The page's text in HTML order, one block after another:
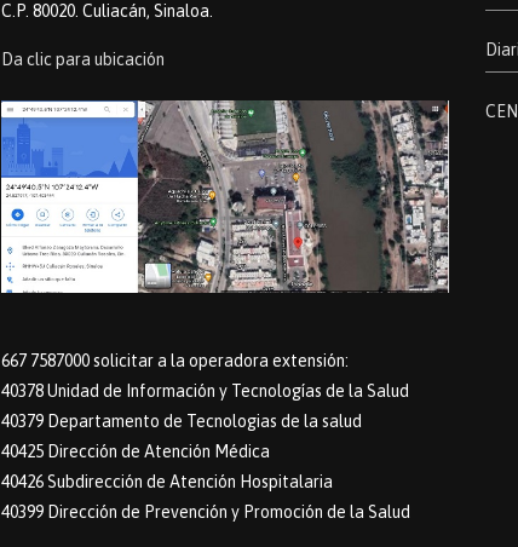
C.P. 80020. Culiacán, Sinaloa.
Da clic para ubicación
667 7587000 solicitar a la operadora extensión:
40378 Unidad de Información y Tecnologías de la Salud
40379 Departamento de Tecnologias de la salud
40425 Dirección de Atención Médica
40426 Subdirección de Atención Hospitalaria
40399 Dirección de Prevención y Promoción de la Salud